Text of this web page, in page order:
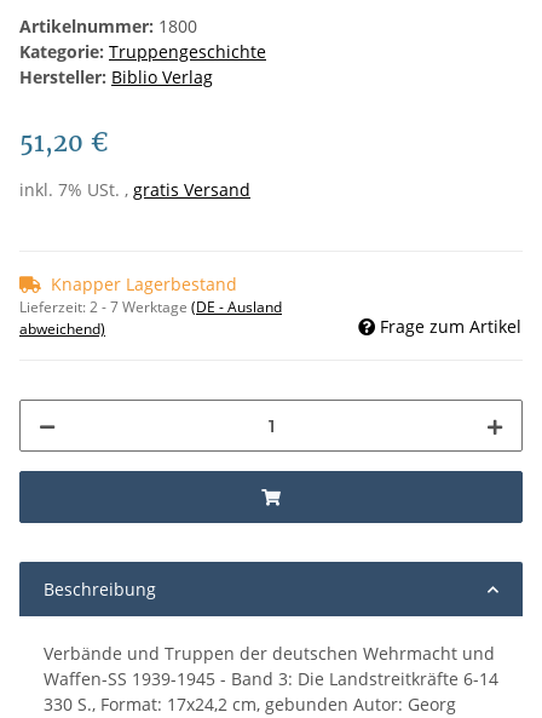
Artikelnummer: 1800
Kategorie: Truppengeschichte
Hersteller: Biblio Verlag
51,20 €
inkl. 7% USt. , gratis Versand
Knapper Lagerbestand
Lieferzeit:2 - 7 Werktage (DE - Ausland
abweichend)
Frage zum Artikel
Beschreibung
Verbände und Truppen der deutschen Wehrmacht und
Waffen-SS 1939-1945 - Band 3: Die Landstreitkräfte 6-14
330 S., Format: 17x24,2 cm, gebunden Autor: Georg